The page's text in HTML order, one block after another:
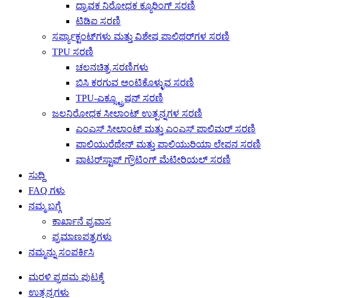
ದ್ರಾವಕ ನಿರೋಧಕ ಕ್ಯೂರಿಂಗ್ ಸರಣಿ
ಟಿಡಿಐ ಸರಣಿ
ಸರ್ಫ್ಯಾಕ್ಟಂಟ್‌ಗಳು ಮತ್ತು ವಿಶೇಷ ಪಾಲಿಥರ್‌ಗಳ ಸರಣಿ
TPU ಸರಣಿ
ಚಲನಚಿತ್ರ ಸರಣಿಗಳು
ಬಿಸಿ ಕರಗುವ ಅಂಟಿಕೊಳ್ಳುವ ಸರಣಿ
TPU-ಎಕ್ಸ್ಟ್ರೂಷನ್ ಸರಣಿ
ಜಲನಿರೋಧಕ ಸೀಲಾಂಟ್ ಉತ್ಪನ್ನಗಳ ಸರಣಿ
ಎಂಎಸ್ ಸೀಲಾಂಟ್ ಮತ್ತು ಎಂಎಸ್ ಪಾಲಿಮರ್ ಸರಣಿ
ಪಾಲಿಯುರೆಥೇನ್ ಮತ್ತು ಪಾಲಿಯುರಿಯಾ ಲೇಪನ ಸರಣಿ
ವಾಟರ್‌ಸ್ಟಾಪ್ ಗ್ರೌಟಿಂಗ್ ಮೆಟೀರಿಯಲ್ ಸರಣಿ
ಸುದ್ದಿ
FAQ ಗಳು
ನಮ್ಮ ಬಗ್ಗೆ
ಕಾರ್ಖಾನೆ ಪ್ರವಾಸ
ಪ್ರಮಾಣಪತ್ರಗಳು
ನಮ್ಮನ್ನು ಸಂಪರ್ಕಿಸಿ
ಮರಳಿ ಪ್ರಥಮ ಪುಟಕ್ಕೆ
ಉತ್ಪನ್ನಗಳು